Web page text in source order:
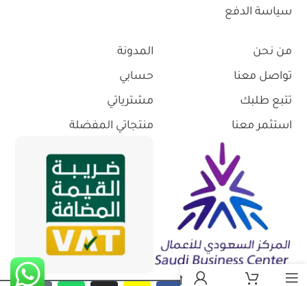
سياسة الدفع
من نحن
تواصل معنا
تتبع طلبك
استثمر معنا
المدونة
حسابي
مشترياتي
منتجاتي المفضلة